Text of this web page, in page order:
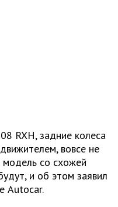
RXH, задние колеса
вовсе не
модель со схожей
и об этом заявил
Autocar.